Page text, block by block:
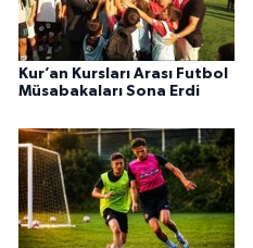
Kur’an Kursları Arası Futbol
Müsabakaları Sona Erdi